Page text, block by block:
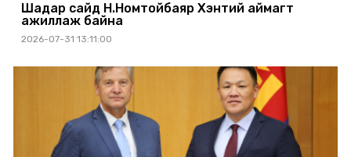
Шадар сайд Н.Номтойбаяр Хэнтий аймагт
ажиллаж байна
2026-07-31 13:11:00